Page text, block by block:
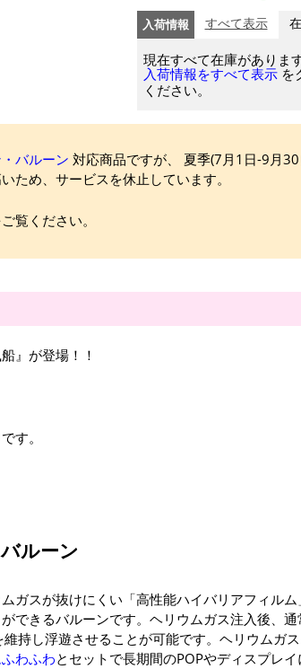
入荷情報 すべて表示
現在すべて在庫があります
入荷情報をすべて表示 を
ください。
バルーン 対応商品ですが、 夏季(7月1日-9月30
ため、サービスを休止しています。
覧ください。
』が登場！！
す。
ルーン
ガスが抜けにくい「高性能ハイバリアフィルム
できるバルーンです。ヘリウムガス注入後、
持し浮遊させることが可能です。ヘリウムガ
わふわとセットで長期間のPOPやディスプレイ